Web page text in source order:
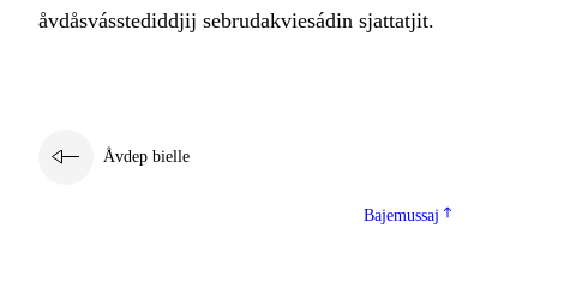
åvdåsvásstediddjij sebrudakviesádin sjattatjit.
Åvdep bielle
Bajemussaj